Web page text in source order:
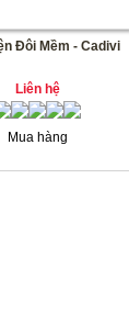
Đôi Mềm - Cadivi
Liên hệ
Mua hàng